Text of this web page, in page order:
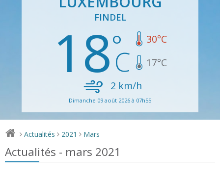
FINDEL
18 30°C
17°C
2 km/h
Dimanche 09 août 2026 à 07h55
> Actualités > 2021 > Mars
Actualités - mars 2021